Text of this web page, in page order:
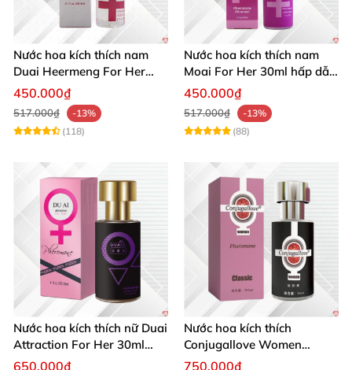
Nước hoa kích thích nam
Duai Heermeng For Her
mùi quyến rũ chai 29.5ml
450.000₫
517.000₫
-13%
(118)
Nước hoa kích thích nam
Moai For Her 30ml hấp dẫn
quyến rũ khách hàng
450.000₫
517.000₫
-13%
(88)
Nước hoa kích thích nữ Duai
Attraction For Her 30ml
tăng cường hưng phấn sôi
650.000₫
Nước hoa kích thích
Conjugallove Women
29.5ml hấp dẫn đam mê
750.000₫